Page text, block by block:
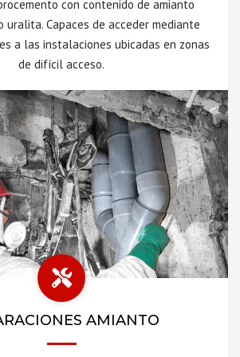
con contenido de amianto
uralita. Capaces de acceder mediante
a las instalaciones ubicadas en zonas
de difícil acceso.
AMIANTO